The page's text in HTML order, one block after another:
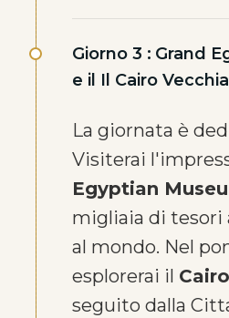
Giorno 3 : Grand
e il Il Cairo Vecchia
La giornata è
Visiterai
Egyptian
migliaia di tesori
al mondo. Nel
esplorerai il
seguito dalla